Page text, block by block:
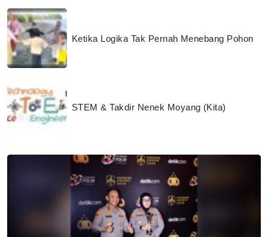
Ketika Logika Tak Pernah Menebang Pohon
STEM & Takdir Nenek Moyang (Kita)